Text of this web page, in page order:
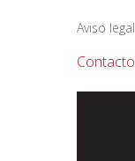
Aviso legal
Contacto